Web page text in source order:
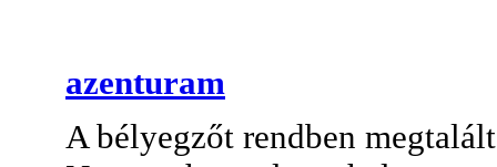
azenturam
A bélyegzőt rendben